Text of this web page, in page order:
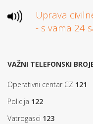
Uprava
- s vama 24
VAŽNI TELEFONSKI
Operativni centar CZ 121
Policija 122
Vatrogasci 123